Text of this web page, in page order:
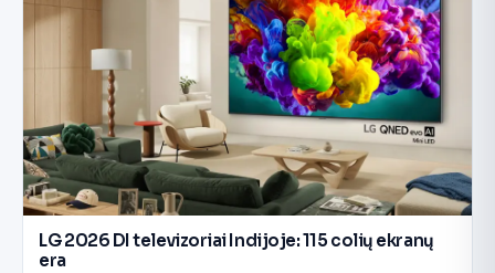
LG 2026 DI televizoriai Indijoje: 115 colių ekranų
era